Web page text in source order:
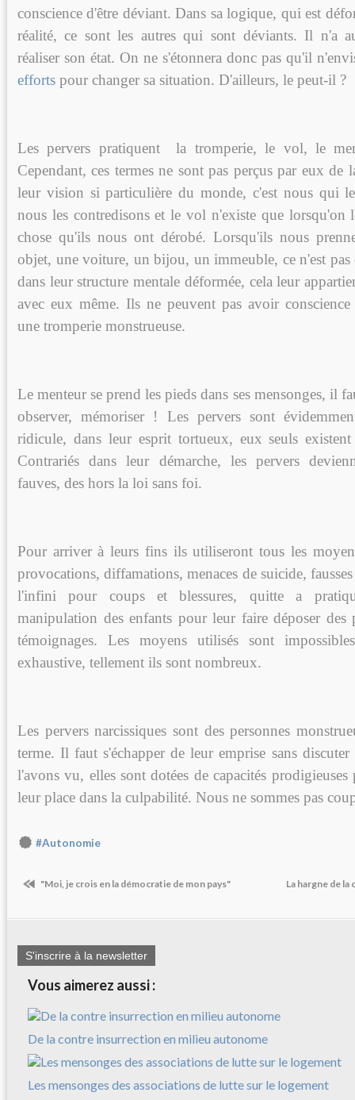
conscience d'être déviant. Dans sa logique, qui est
réalité, ce sont les autres qui sont déviants. Il n'a
réaliser son état. On ne s'étonnera donc pas qu'il
efforts pour changer sa situation. D'ailleurs, le peut-il ?
Les pervers pratiquent la tromperie, le vol, le
Cependant, ces termes ne sont pas perçus par eux de
leur vision si particulière du monde, c'est nous qui
nous les contredisons et le vol n'existe que lorsqu'on
chose qu'ils nous ont dérobé. Lorsqu'ils nous
objet, une voiture, un bijou, un immeuble, ce n'est
dans leur structure mentale déformée, cela leur
avec eux même. Ils ne peuvent pas avoir
une tromperie monstrueuse.
Le menteur se prend les pieds dans ses mensonges, il
observer, mémoriser ! Les pervers sont
ridicule, dans leur esprit tortueux, eux seuls
Contrariés dans leur démarche, les pervers
fauves, des hors la loi sans foi.
Pour arriver à leurs fins ils utiliseront tous les
provocations, diffamations, menaces de suicide,
l'infini pour coups et blessures, quitte a
manipulation des enfants pour leur faire déposer des
témoignages. Les moyens utilisés sont
exhaustive, tellement ils sont nombreux.
Les pervers narcissiques sont des personnes
terme. Il faut s'échapper de leur emprise sans discuter
l'avons vu, elles sont dotées de capacités
leur place dans la culpabilité. Nous ne sommes pas
#Autonomie
"Moi, je crois en la démocratie de mon pays" La hargne de
S'inscrire à la newsletter
Vous aimerez aussi :
De la contre insurrection en milieu autonome
Les mensonges des associations de lutte sur le logement